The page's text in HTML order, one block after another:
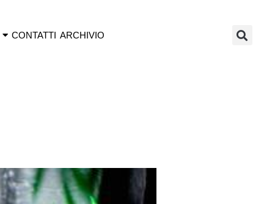
CONTATTI ARCHIVIO